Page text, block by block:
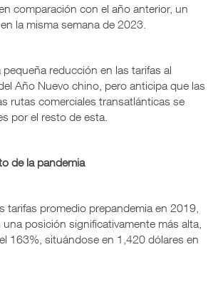
comparación con el año anterior, un
la misma semana de 2023.
reducción en las tarifas al
Año Nuevo chino, pero anticipa que las
rutas comerciales transatlánticas se
por el resto de esta.
de la pandemia
tarifas promedio prepandemia en 2019,
posición significativamente más alta,
163%, situándose en 1,420 dólares en